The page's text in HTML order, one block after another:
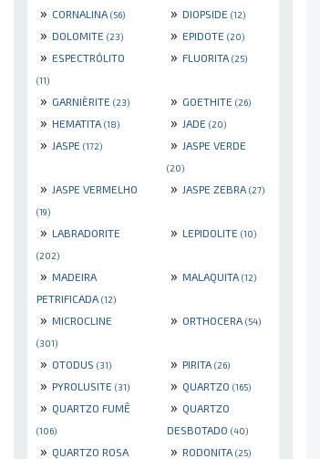
» CORNALINA (56) » DIOPSIDE (12)
» DOLOMITE (23) » EPIDOTE (20)
» ESPECTRÓLITO
(11)
» FLUORITA (25)
» GARNIÈRITE (23) » GOETHITE (26)
» HEMATITA (18) » JADE (20)
» JASPE (172) » JASPE VERDE
(20)
» JASPE VERMELHO
(19)
» JASPE ZEBRA (27)
» LABRADORITE
(202)
» LEPIDOLITE (10)
» MADEIRA
PETRIFICADA (12)
» MALAQUITA (12)
» MICROCLINE
(301)
» ORTHOCERA (54)
» OTODUS (31) » PIRITA (26)
» PYROLUSITE (31) » QUARTZO (165)
» QUARTZO FUMÊ
(106)
» QUARTZO
DESBOTADO (40)
» QUARTZO ROSA » RODONITA (25)